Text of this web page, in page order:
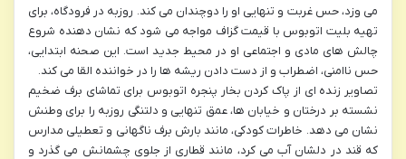
می وزد، حس غربت و تنهایی او را دوچندان می کند. روزبه در فرودگاه، برای
تهیه بلیت اتوبوس با قیمت گزاف مواجه می شود که نشان دهنده شروع
چالش های مادی و اجتماعی او در محیط جدید است. این صحنه ابتدایی،
حس ناامنی، اضطراب و از دست دادن ریشه ها را در خواننده القا می کند.
تصاویر زنده ای از پاک کردن بخار پنجره اتوبوس برای تماشای برف ضخیم
نشسته بر درختان و خیابان ها، عمق تنهایی و دلتنگی روزبه را برای وطنش
نشان می دهد. خاطرات کودکی، مانند بارش برف ناگهانی و تعطیلی مدارس
که قند در دلشان آب می کرد، مانند قطاری از جلوی چشمانش می گذرد و